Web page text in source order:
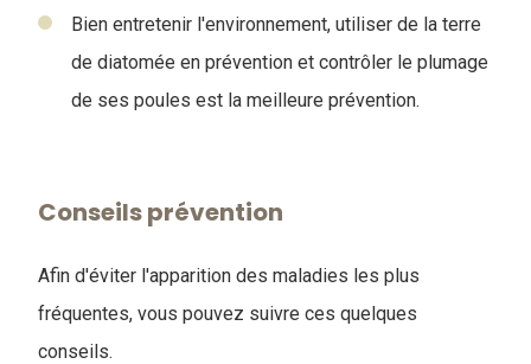
Bien entretenir l'environnement, utiliser de la terre
de diatomée en prévention et contrôler le plumage
de ses poules est la meilleure prévention.
Conseils prévention
Afin d'éviter l'apparition des maladies les plus
fréquentes, vous pouvez suivre ces quelques
conseils.